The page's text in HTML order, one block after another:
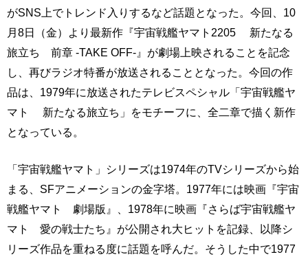
がSNS上でトレンド入りするなど話題となった。今回、10
月8日（金）より最新作『宇宙戦艦ヤマト2205 新たなる
旅立ち 前章 -TAKE OFF-』が劇場上映されることを記念
し、再びラジオ特番が放送されることとなった。今回の作
品は、1979年に放送されたテレビスペシャル「宇宙戦艦ヤ
マト 新たなる旅立ち」をモチーフに、全二章で描く新作
となっている。
「宇宙戦艦ヤマト」シリーズは1974年のTVシリーズから始
まる、SFアニメーションの金字塔。1977年には映画『宇宙
戦艦ヤマト 劇場版』、1978年に映画『さらば宇宙戦艦ヤ
マト 愛の戦士たち』が公開され大ヒットを記録、以降シ
リーズ作品を重ねる度に話題を呼んだ。そうした中で1977